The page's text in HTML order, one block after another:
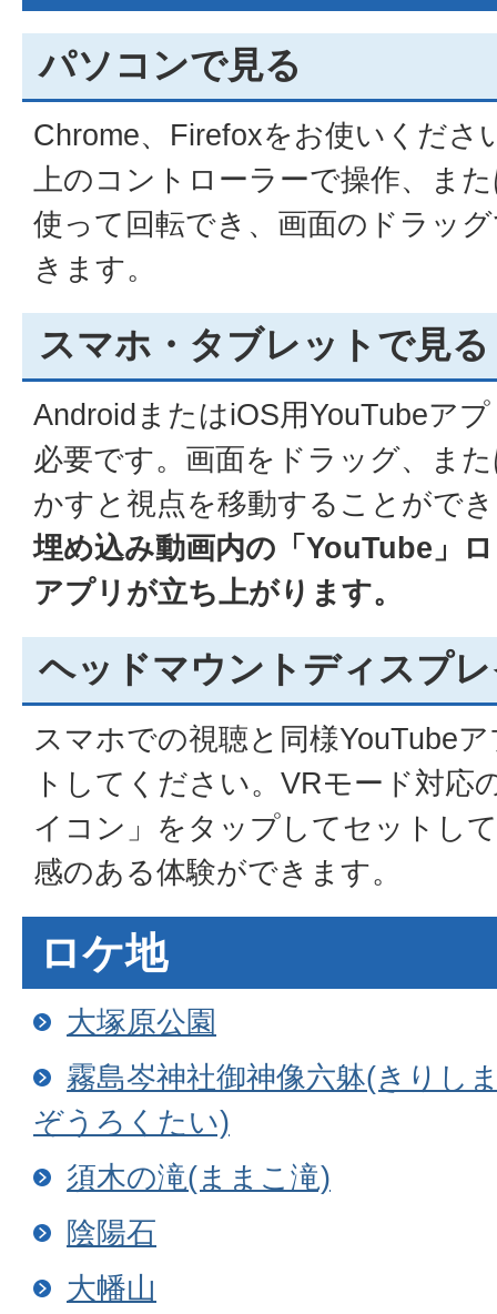
パソコンで見る
Chrome、Firefoxをお使いくださ
上のコントローラーで操作、ま
使って回転でき、画面のドラッ
きます。
スマホ・タブレットで見る
AndroidまたはiOS用YouTubeア
必要です。画面をドラッグ、ま
かすと視点を移動することがで
埋め込み動画内の「YouTube」
アプリが立ち上がります。
ヘッドマウントディスプ
スマホでの視聴と同様YouTube
トしてください。VRモード対応
イコン」をタップしてセットし
感のある体験ができます。
ロケ地
大塚原公園
霧島岑神社御神像六躰(きりし
ぞうろくたい)
須木の滝(ままこ滝)
陰陽石
大幡山